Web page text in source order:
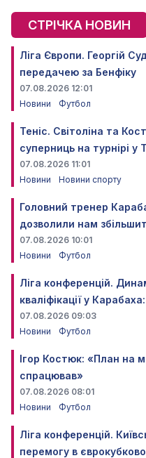
СТРІЧКА НОВИН
Ліга Європи. Георгій
передачею за Бенфіку
07.08.2026 12:01
Новини
Футбол
Теніс. Світоліна та
суперниць на турнірі у
07.08.2026 11:01
Новини
Новини спорту
Головний тренер
дозволили нам
07.08.2026 10:01
Новини
Футбол
Ліга конференцій.
кваліфікації у
07.08.2026 09:03
Новини
Футбол
Ігор Костюк: «План на
спрацював»
07.08.2026 08:01
Новини
Футбол
Ліга конференцій.
перемогу в